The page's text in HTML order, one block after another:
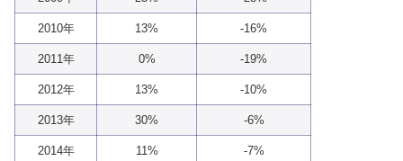
2010年 13% -16%
2011年 0% -19%
2012年 13% -10%
2013年 30% -6%
2014年 11% -7%